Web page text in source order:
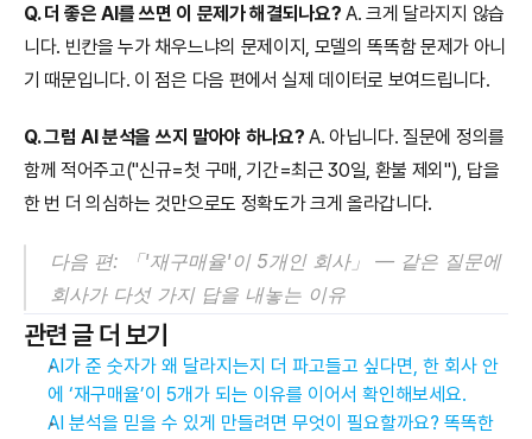
Q. 더 좋은 AI를 쓰면 이 문제가 해결되나요? A. 크게 달라지지 않습
니다. 빈칸을 누가 채우느냐의 문제이지, 모델의 똑똑함 문제가 아니
기 때문입니다. 이 점은 다음 편에서 실제 데이터로 보여드립니다.
Q. 그럼 AI 분석을 쓰지 말아야 하나요? A. 아닙니다. 질문에 정의를
함께 적어주고("신규=첫 구매, 기간=최근 30일, 환불 제외"), 답을
한 번 더 의심하는 것만으로도 정확도가 크게 올라갑니다.
다음 편: 「'재구매율'이 5개인 회사」 — 같은 질문에
회사가 다섯 가지 답을 내놓는 이유
관련 글 더 보기
AI가 준 숫자가 왜 달라지는지 더 파고들고 싶다면, 한 회사 안
에 ‘재구매율’이 5개가 되는 이유를 이어서 확인해보세요.
AI 분석을 믿을 수 있게 만들려면 무엇이 필요할까요? 똑똑한